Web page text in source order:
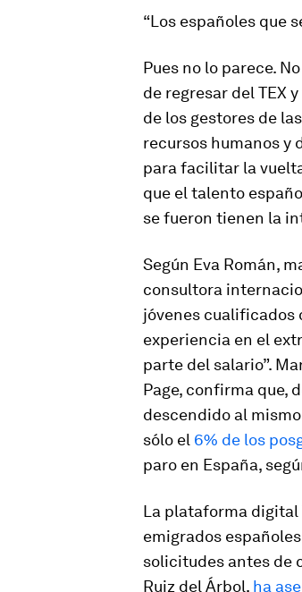
“Los españoles que
Pues no lo parece.
de regresar del TEX
de los gestores de
recursos humanos y
para facilitar la
que el talento
se fueron tienen la
Según Eva Román,
consultora
jóvenes cualificados
experiencia en el
parte del salario”.
Page, confirma que,
descendido al
sólo el 6% de los
paro en España,
La plataforma digital
emigrados
solicitudes antes de
Ruiz del Árbol, ha